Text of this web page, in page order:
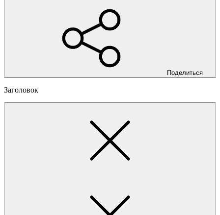
Поделиться
Заголовок